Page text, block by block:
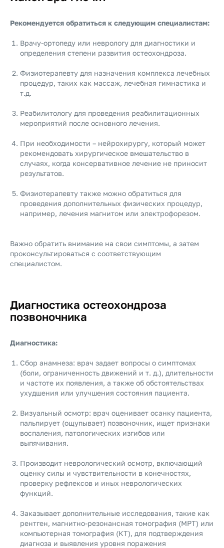
Рекомендуется обратиться к следующим специалистам:
Врачу-ортопеду или неврологу для диагностики и
определения степени развития остеохондроза.
Физиотерапевту для назначения комплекса лечебных
процедур, таких как массаж, лечебная гимнастика и
т.д.
Реабилитологу для проведения реабилитационных
мероприятий после основного лечения.
При необходимости – нейрохирургу, который может
рекомендовать хирургическое вмешательство в
случаях, когда консервативное лечение не приносит
результатов.
Физиотерапевту также можно обратиться для
проведения дополнительных физических процедур,
например, лечения магнитом или электрофорезом.
Важно обратить внимание на свои симптомы, а затем
проконсультироваться с соответствующим
специалистом.
Диагностика остеохондроза
позвоночника
Диагностика:
Сбор анамнеза: врач задает вопросы о симптомах
(боли, ограниченность движений и т. д.), длительности
и частоте их появления, а также об обстоятельствах
ухудшения или улучшения состояния пациента.
Визуальный осмотр: врач оценивает осанку пациента,
пальпирует (ощупывает) позвоночник, ищет признаки
воспаления, патологических изгибов или
выпячивания.
Производит неврологический осмотр, включающий
оценку силы и чувствительности в конечностях,
проверку рефлексов и иных неврологических
функций.
Заказывает дополнительные исследования, такие как
рентген, магнитно-резонансная томография (МРТ) или
компьютерная томография (КТ), для подтверждения
диагноза и выявления уровня поражения